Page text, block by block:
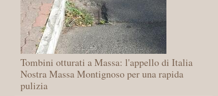
Tombini otturati a Massa: l'appello di Italia
Nostra Massa Montignoso per una rapida
pulizia